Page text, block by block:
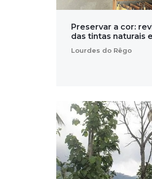
Preservar a cor:
das tintas naturais
Lourdes do Rêgo